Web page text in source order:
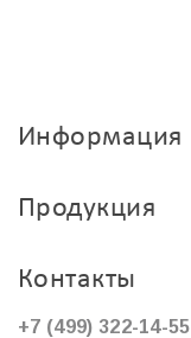
Информация
Продукция
Контакты
+7 (499) 322-14-55